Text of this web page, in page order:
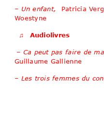
– Un enfant,
Patricia
Woestyne
♫ Audiolivres
– Ca peut pas faire de
Guillaume Gallienne
– Les trois femmes du